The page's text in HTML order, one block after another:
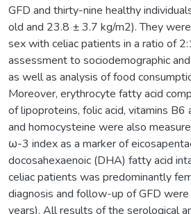
GFD and thirty-nine healthy
old and 23.8 ± 3.7 kg/m2). They
sex with celiac patients in a ratio of
assessment to sociodemographic
as well as analysis of food
Moreover, erythrocyte fatty acid
of lipoproteins, folic acid, vitamins B6
and homocysteine were also
ω-3 index as a marker of
docosahexaenoic (DHA) fatty acid
celiac patients was predominantly
diagnosis and follow-up of GFD
years). All results of the serological